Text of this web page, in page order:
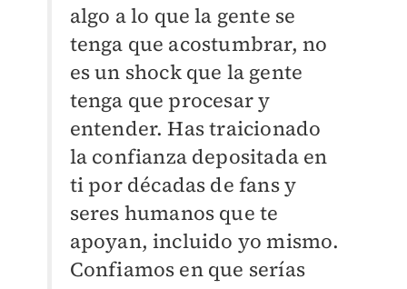
algo a lo que la gente se
tenga que acostumbrar, no
es un shock que la gente
tenga que procesar y
entender. Has traicionado
la confianza depositada en
ti por décadas de fans y
seres humanos que te
apoyan, incluido yo mismo.
Confiamos en que serías